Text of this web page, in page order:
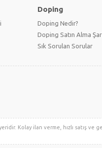
Doping
Doping Nedir?
Doping Satın Alma
Sık Sorulan Sorular
Kolay ilan verme, hızlı satış ve